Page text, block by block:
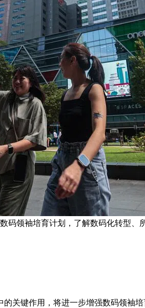
码领袖培育计划，了解数码化转型、
关键作用，将进一步增强数码领袖